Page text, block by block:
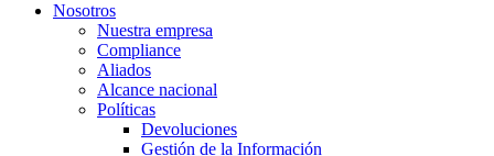
Nosotros
Nuestra empresa
Compliance
Aliados
Alcance nacional
Políticas
Devoluciones
Gestión de la Información